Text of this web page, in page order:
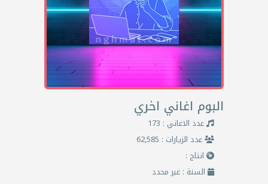
البوم اغاني اخري
عدد الاغاني : 173
عدد الزيارات : 62,585
انتاج :
السنة : غير محدد